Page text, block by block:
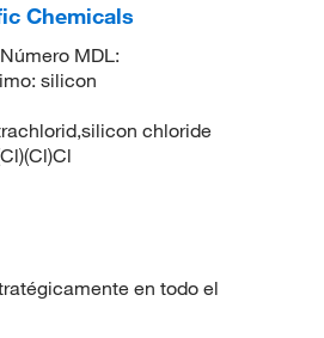
Chemicals
MDL:
silicon
chloride
en todo el